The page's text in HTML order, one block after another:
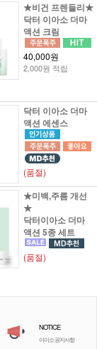
★비건 프렌들리★
닥터 이아소 더마
액션 크림
40,000원
2,000원 적립
닥터 이아소 더마
액션 에센스
(품절)
★미백,주름 개선
★
닥터이아소 더마
액션 5종 세트
(품절)
NOTICE
이이소 공지사항